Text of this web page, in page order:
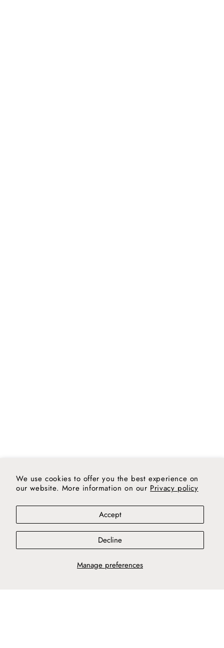
We use cookies to offer you the best experience on
our website. More information on our Privacy policy
Manage preferences
Accept
Decline